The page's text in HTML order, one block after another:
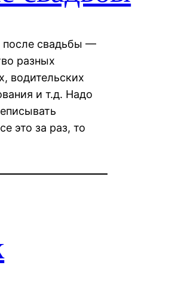
после свадьбы —
разных
водительских
и т.д. Надо
это за раз, то